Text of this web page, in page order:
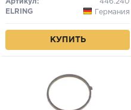
JUMPER II LAND ROVER
FREELANDER I 1.4-3.0D
Артикул:
446.240
ELRING
Германия
КУПИТЬ